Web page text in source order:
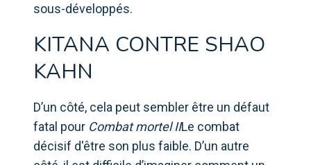
sous-développés.
KITANA CONTRE SHAO
KAHN
D’un côté, cela peut sembler être un défaut
fatal pour Combat mortel IILe combat
décisif d'être son plus faible. D’un autre